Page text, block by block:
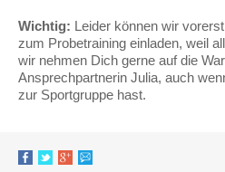
Wichtig: Leider können wir
zum Probetraining einladen, weil
wir nehmen Dich gerne auf die
Ansprechpartnerin Julia, auch
zur Sportgruppe hast.